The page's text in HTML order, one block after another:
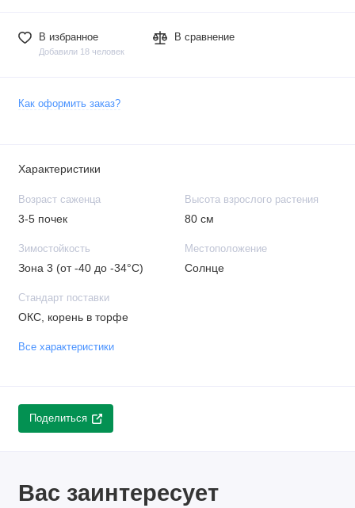
В избранное
Добавили 18 человек
В сравнение
Как оформить заказ?
Характеристики
Возраст саженца
3-5 почек
Высота взрослого растения
80 см
Зимостойкость
Зона 3 (от -40 до -34°C)
Местоположение
Солнце
Стандарт поставки
ОКС, корень в торфе
Все характеристики
Поделиться
Вас заинтересует